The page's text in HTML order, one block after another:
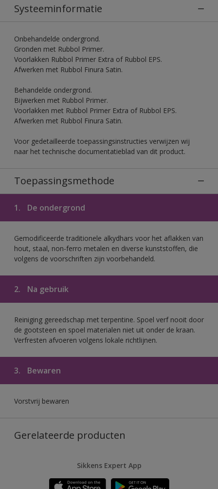
Systeeminformatie
Onbehandelde ondergrond.
Gronden met Rubbol Primer.
Voorlakken Rubbol Primer Extra of Rubbol EPS.
Afwerken met Rubbol Finura Satin.
Behandelde ondergrond.
Bijwerken met Rubbol Primer.
Voorlakken met Rubbol Primer Extra of Rubbol EPS.
Afwerken met Rubbol Finura Satin.
Voor gedetailleerde toepassingsinstructies verwijzen wij
naar het technische documentatieblad van dit product.
Toepassingsmethode
1. De ondergrond
Gemodificeerde traditionele alkydhars voor het aflakken van
hout, staal, non-ferro metalen en diverse kunststoffen, die
volgens de voorschriften zijn voorbehandeld.
2. Na gebruik
Reiniging gereedschap met terpentine. Spoel verf nooit door
de gootsteen en spoel materialen niet uit onder de kraan.
Verfresten afvoeren volgens lokale richtlijnen.
3. Bewaren
Vorstvrij bewaren
Gerelateerde producten
Sikkens Expert App